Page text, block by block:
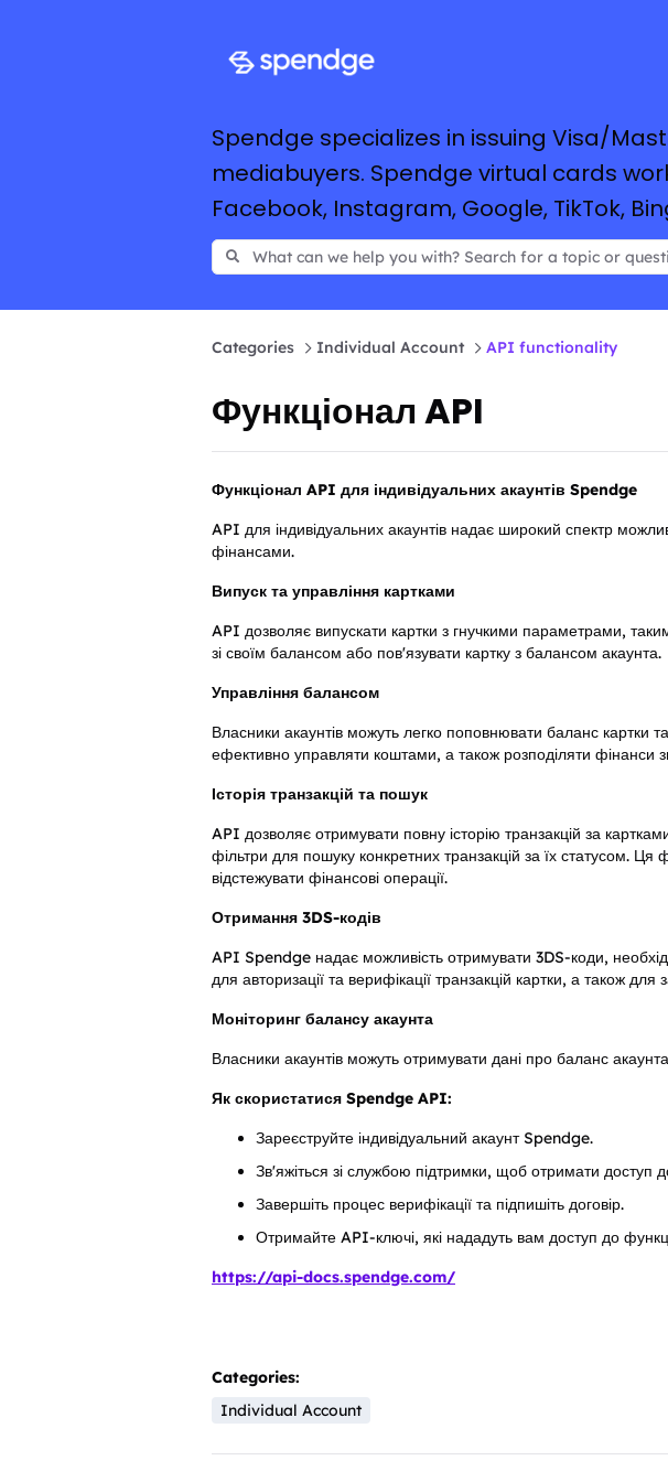
Spendge specializes in issuing Visa/
mediabuyers. Spendge virtual cards
Facebook, Instagram, Google, TikTok,
Categories Individual Account API functionality
Функціонал API
Функціонал API для індивідуальних акаунтів Spendge
API для індивідуальних акаунтів надає широкий спектр
фінансами.
Випуск та управління картками
API дозволяє випускати картки з гнучкими параметрами,
зі своїм балансом або пов'язувати картку з балансом акаунта.
Управління балансом
Власники акаунтів можуть легко поповнювати баланс картки
ефективно управляти коштами, а також розподіляти фінанси
Історія транзакцій та пошук
API дозволяє отримувати повну історію транзакцій за
фільтри для пошуку конкретних транзакцій за їх статусом.
відстежувати фінансові операції.
Отримання 3DS-кодів
API Spendge надає можливість отримувати 3DS-коди,
для авторизації та верифікації транзакцій картки, а також
Моніторинг балансу акаунта
Власники акаунтів можуть отримувати дані про баланс
Як скористатися Spendge API:
Зареєструйте індивідуальний акаунт Spendge.
Зв'яжіться зі службою підтримки, щоб отримати доступ
Завершіть процес верифікації та підпишіть договір.
Отримайте API-ключі, які нададуть вам доступ до
https://api-docs.spendge.com/
Categories:
Individual Account